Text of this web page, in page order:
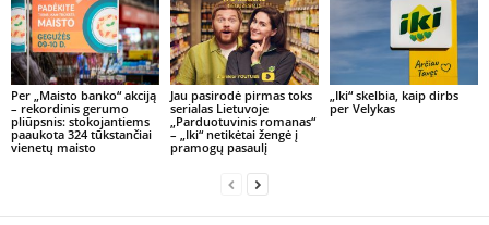
Per „Maisto banko“ akciją
– rekordinis gerumo
pliūpsnis: stokojantiems
paaukota 324 tūkstančiai
vienetų maisto
Jau pasirodė pirmas toks
serialas Lietuvoje
„Parduotuvinis romanas“
– „Iki“ netikėtai žengė į
pramogų pasaulį
„Iki“ skelbia, kaip dirbs
per Velykas